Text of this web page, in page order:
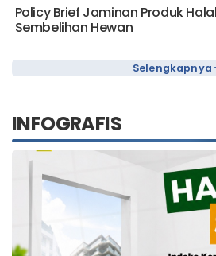
Policy Brief Jaminan Produk
Sembelihan Hewan
Selengkapnya
INFOGRAFIS